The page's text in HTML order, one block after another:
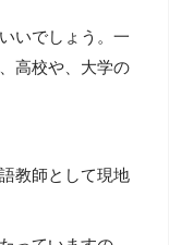
いでしょう。一
高校や、大学の
教師として現地